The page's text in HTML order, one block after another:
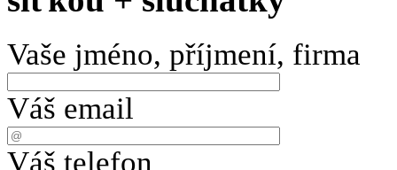
Vaše jméno, příjmení, firma
Váš email
Váš telefon